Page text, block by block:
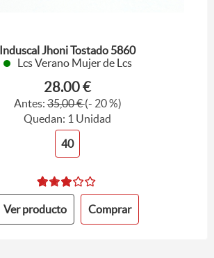
Induscal Jhoni Tostado 5860
Lcs Verano Mujer de Lcs
28.00 €
Antes:35,00 €(- 20 %)
Quedan: 1 Unidad
40
Ver producto Comprar